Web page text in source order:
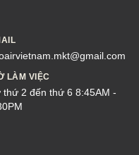
LÀM VIỆC
thứ 2 đến thứ 6 8:45AM -